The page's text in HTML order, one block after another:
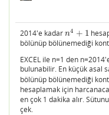
2014'e kadar n4 + 1
n4 +1
bölünüp bölünemediği
EXCEL ile n=1 den
bulunabilir. En küçük asal
bölünüp bölünemediği
hesaplamak için
en çok 1 dakika alır.
çek.